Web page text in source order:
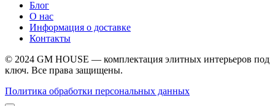
Блог
О нас
Информация о доставке
Контакты
© 2024 GM HOUSE — комплектация элитных интерьеров под
ключ. Все права защищены.
Политика обработки персональных данных